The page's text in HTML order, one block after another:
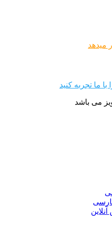
میدهد
با ما تجربه کنید
می باشد